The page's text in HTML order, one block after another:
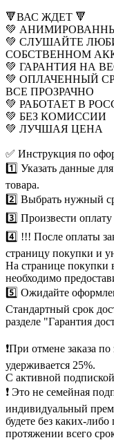
🔻ВАС ЖДЕТ 🔻
💚
💚 СЛУШАЙТЕ
СОБСТВЕННОМ
💚 ГАРАНТИЯ НА
💚 ОПЛАЧЕННЫЙ
ВСЕ ПРОЗРАЧНО
💚 РАБОТАЕТ В
💚 БЕЗ КОМИССИИ
💚 ЛУЧШАЯ ЦЕНА
✅ Инструкция по
1️⃣ Указать данные
товара.
2️⃣ Выбрать нужный
3️⃣ Произвести оплату
4️⃣ !!! После оплаты
страницу покупки и
На странице покупки
необходимо
5️⃣ Ожидайте
Стандартный срок
разделе "Гарантия
❗При отмене заказа
удерживается 25%.
С активной
❗ Это не семейная
индивидуальный
будете без каких-
протяжении всего